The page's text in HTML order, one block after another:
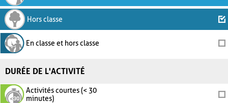
Hors classe
En classe et hors classe
DURÉE DE L'ACTIVITÉ
Activités courtes (< 30
minutes)